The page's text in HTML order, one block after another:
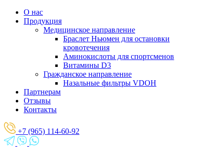
О нас
Продукция
Медицинское направление
Браслет Ньюмен для остановки
кровотечения
Аминокислоты для спортсменов
Витамины D3
Гражданское направление
Назальные фильтры VDOH
Партнерам
Отзывы
Контакты
+7 (965) 114-60-92